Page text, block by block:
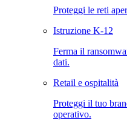
Proteggi le reti
Istruzione K-12
Ferma il
dati.
Retail e ospitalità
Proteggi il tuo
operativo.